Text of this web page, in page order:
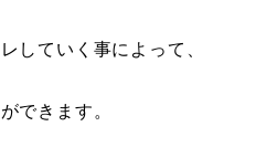
していく事によって、
できます。